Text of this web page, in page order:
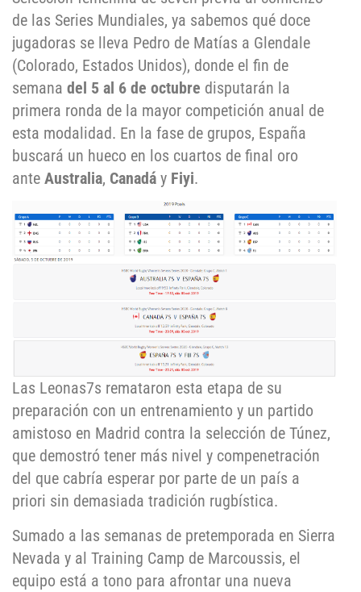
de las Series Mundiales, ya sabemos qué doce
jugadoras se lleva Pedro de Matías a Glendale
(Colorado, Estados Unidos), donde el fin de
semana del 5 al 6 de octubre disputarán la
primera ronda de la mayor competición anual de
esta modalidad. En la fase de grupos, España
buscará un hueco en los cuartos de final oro
ante Australia, Canadá y Fiyi.
Las Leonas7s remataron esta etapa de su
preparación con un entrenamiento y un partido
amistoso en Madrid contra la selección de Túnez,
que demostró tener más nivel y compenetración
del que cabría esperar por parte de un país a
priori sin demasiada tradición rugbística.
Sumado a las semanas de pretemporada en Sierra
Nevada y al Training Camp de Marcoussis, el
equipo está a tono para afrontar una nueva